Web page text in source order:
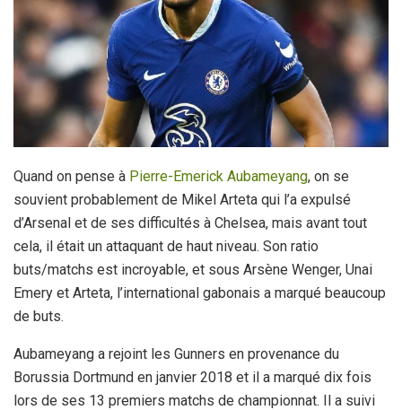
Quand on pense à Pierre-Emerick Aubameyang, on se
souvient probablement de Mikel Arteta qui l’a expulsé
d’Arsenal et de ses difficultés à Chelsea, mais avant tout
cela, il était un attaquant de haut niveau. Son ratio
buts/matchs est incroyable, et sous Arsène Wenger, Unai
Emery et Arteta, l’international gabonais a marqué beaucoup
de buts.
Aubameyang a rejoint les Gunners en provenance du
Borussia Dortmund en janvier 2018 et il a marqué dix fois
lors de ses 13 premiers matchs de championnat. Il a suivi